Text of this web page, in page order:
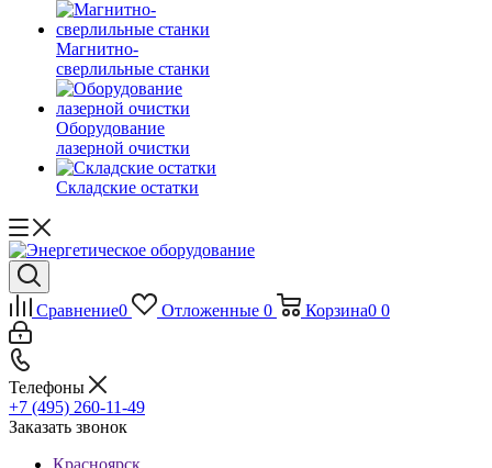
Магнитно-
сверлильные станки
Оборудование
лазерной очистки
Складские остатки
Сравнение0 Отложенные 0 Корзина0 0
Телефоны
+7 (495) 260-11-49
Заказать звонок
Красноярск